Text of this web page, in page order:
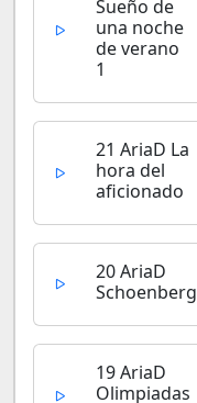
Sueño de
una noche
de verano
1
21 AriaD La
hora del
aficionado
20 AriaD
Schoenberg
19 AriaD
Olimpiadas